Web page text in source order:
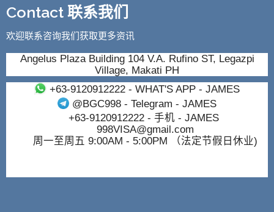
Contact 联系我们
欢迎联系咨询我们获取更多资讯
Angelus Plaza Building 104 V.A. Rufino ST, Legazpi
Village, Makati PH
+63-9120912222- WHAT'S APP - JAMES
@BGC998 - Telegram - JAMES
+63-9120912222- 手机 - JAMES
998VISA@gmail.com
周一至周五 9:00AM - 5:00PM （法定节假日休业)